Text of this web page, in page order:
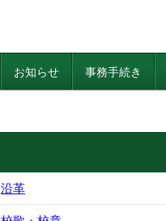
お知らせ 事務手続き
沿革